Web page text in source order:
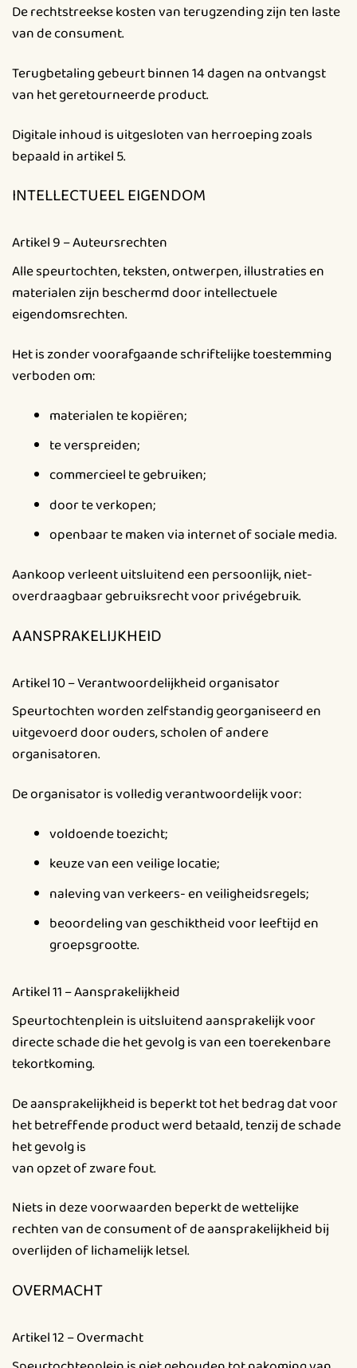
De rechtstreekse kosten van terugzending zijn ten laste
van de consument.
Terugbetaling gebeurt binnen 14 dagen na ontvangst
van het geretourneerde product.
Digitale inhoud is uitgesloten van herroeping zoals
bepaald in artikel 5.
INTELLECTUEEL EIGENDOM
Artikel 9 – Auteursrechten
Alle speurtochten, teksten, ontwerpen, illustraties en
materialen zijn beschermd door intellectuele
eigendomsrechten.
Het is zonder voorafgaande schriftelijke toestemming
verboden om:
materialen te kopiëren;
te verspreiden;
commercieel te gebruiken;
door te verkopen;
openbaar te maken via internet of sociale media.
Aankoop verleent uitsluitend een persoonlijk, niet-
overdraagbaar gebruiksrecht voor privégebruik.
AANSPRAKELIJKHEID
Artikel 10 – Verantwoordelijkheid organisator
Speurtochten worden zelfstandig georganiseerd en
uitgevoerd door ouders, scholen of andere
organisatoren.
De organisator is volledig verantwoordelijk voor:
voldoende toezicht;
keuze van een veilige locatie;
naleving van verkeers- en veiligheidsregels;
beoordeling van geschiktheid voor leeftijd en
groepsgrootte.
Artikel 11 – Aansprakelijkheid
Speurtochtenplein is uitsluitend aansprakelijk voor
directe schade die het gevolg is van een toerekenbare
tekortkoming.
De aansprakelijkheid is beperkt tot het bedrag dat voor
het betreffende product werd betaald, tenzij de schade
het gevolg is
van opzet of zware fout.
Niets in deze voorwaarden beperkt de wettelijke
rechten van de consument of de aansprakelijkheid bij
overlijden of lichamelijk letsel.
OVERMACHT
Artikel 12 – Overmacht